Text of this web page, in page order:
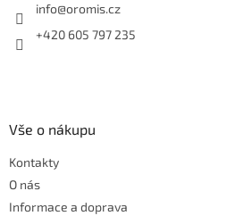
info@oromis.cz
+420 605 797 235
Vše o nákupu
Kontakty
O nás
Informace a doprava